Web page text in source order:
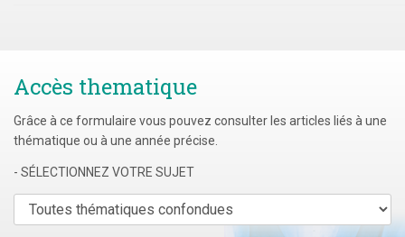
Accès thematique
Grâce à ce formulaire vous pouvez consulter les articles liés à une
thématique ou à une année précise.
- SÉLECTIONNEZ VOTRE SUJET